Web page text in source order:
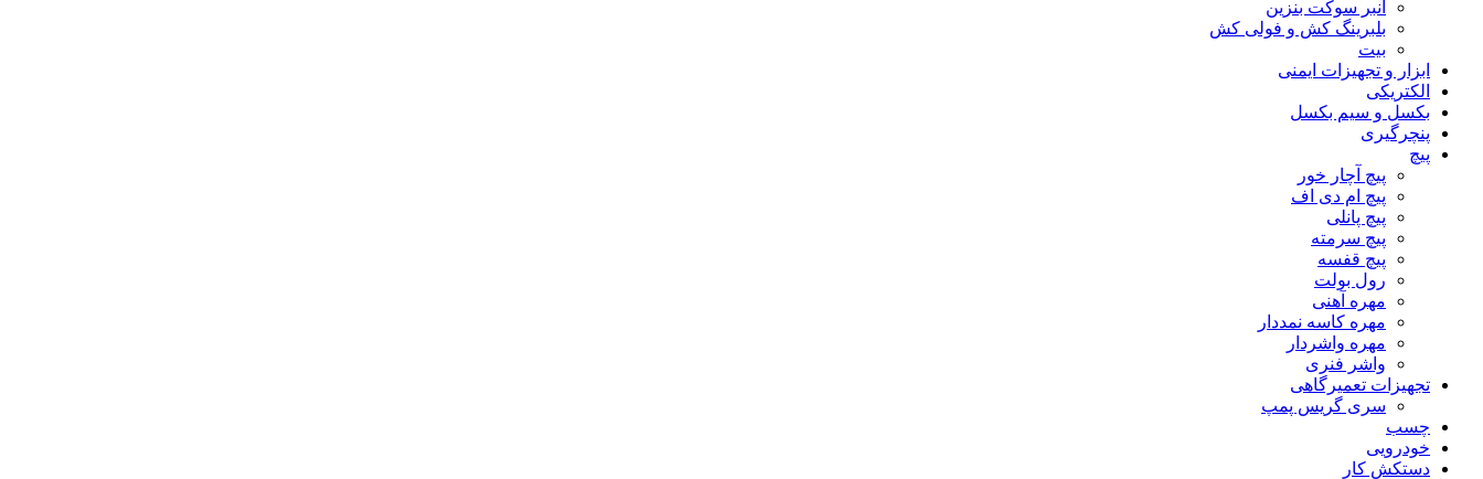
انبر سوکت بنزین
بلبرینگ کش و فولی کش
بیت
ابزار و تجهیزات ایمنی
الکتریکی
بکسل و سیم بکسل
پنچرگیری
پیچ
پیچ آچار خور
پیچ ام دی اف
پیچ پانلی
پیچ سرمته
پیچ قفسه
رول بولت
مهره آهنی
مهره کاسه نمددار
مهره واشردار
واشر فنری
تجهیزات تعمیرگاهی
سری گریس پمپ
چسب
خودرویی
دستکش کار